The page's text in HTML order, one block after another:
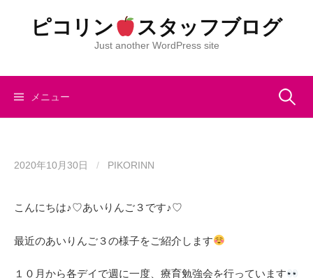
ツ
ピコリン スタッフブログ
Just another WordPress site
メニュー 検
2020年10月30日 / PIKORINN
こんにちは♪♡あいりんご３です♪♡
最近のあいりんご３の様子をご紹介します
１０月から各デイで週に一度、療育勉強会を行っています